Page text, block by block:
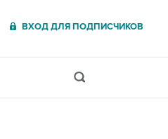
ВХОД ДЛЯ ПОДПИСЧИКОВ